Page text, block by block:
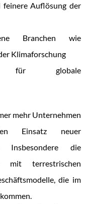
feinere Auflösung der
Branchen wie
Klimaforschung
für globale
mehr Unternehmen
Einsatz neuer
Insbesondere die
mit terrestrischen
die im